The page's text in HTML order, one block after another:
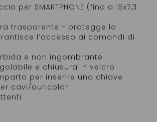
per SMARTPHONE (fino a 15x7,3
trasparente - protegge lo
l’accesso ai comandi di
e non ingombrante
e chiusura in velcro
per inserire una chiave
cavi/auricolari